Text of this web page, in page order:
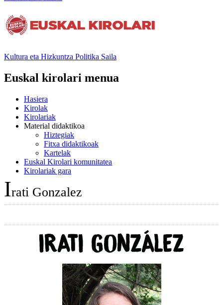
Kultura eta Hizkuntza Politika Saila
Euskal kirolari menua
Hasiera
Kirolak
Kirolariak
Material didaktikoa
Hiztegiak
Fitxa didaktikoak
Kartelak
Euskal Kirolari komunitatea
Kirolariak gara
Irati Gonzalez